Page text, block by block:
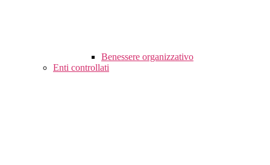
Benessere organizzativo
Enti controllati